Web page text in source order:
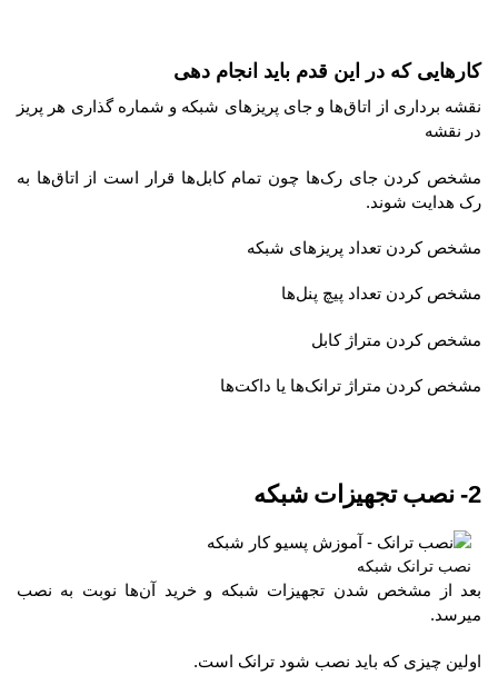
کارهایی که در این قدم باید انجام دهی
نقشه برداری از اتاق‌ها و جای پریزهای شبکه و شماره گذاری هر پریز
در نقشه
مشخص کردن جای رک‌ها چون تمام کابل‌ها قرار است از اتاق‌ها به
رک هدایت شوند.
مشخص کردن تعداد پریزهای شبکه
مشخص کردن تعداد پیچ پنل‌ها
مشخص کردن متراژ کابل
مشخص کردن متراژ ترانک‌ها یا داکت‌ها
2- نصب تجهیزات شبکه
نصب ترانک شبکه
بعد از مشخص شدن تجهیزات شبکه و خرید آن‌ها نوبت به نصب
میرسد.
اولین چیزی که باید نصب شود ترانک است.